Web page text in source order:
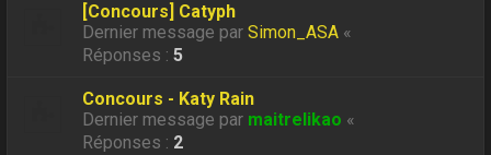
[Concours] Catyph
Dernier message parSimon_ASA «
Réponses :5
Concours - Katy Rain
Dernier message par maitrelikao «
Réponses : 2